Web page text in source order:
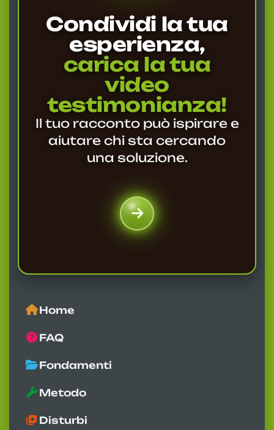
Condividi la tua
esperienza,
carica la tua
video
testimonianza!
Il tuo racconto può ispirare e
aiutare chi sta cercando
una soluzione.
Home
FAQ
Fondamenti
Metodo
Disturbi